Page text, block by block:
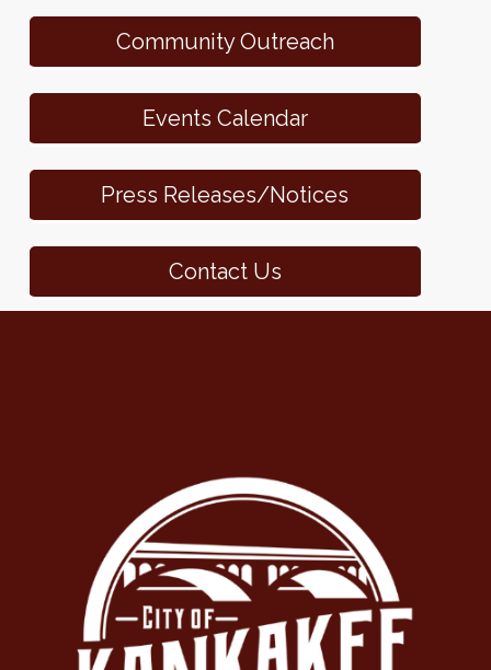
Community Outreach
Events Calendar
Press Releases/Notices
Contact Us